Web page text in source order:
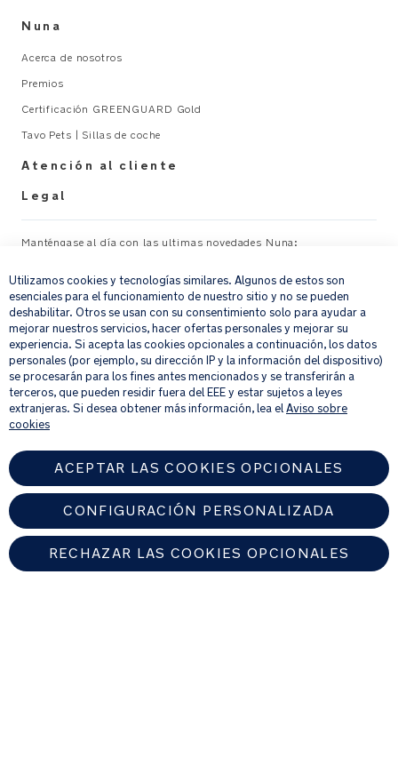
Nuna
Acerca de nosotros
Premios
Certificación GREENGUARD Gold
Tavo Pets | Sillas de coche
Atención al cliente
Legal
Manténgase al día con las ultimas novedades Nuna:
Su correo electrónico REGISTRAR
Al proporcionar tu dirección de correo electrónico, aceptas recibir por
correo electrónico nuestro boletín de noticias e información sobre
productos y ofertas que creamos que puedan ser de tu interés.
Si quieres más información sobre cómo procesamos tus datos personales,
consulta nuestro
aviso de privacidad
Utilizamos cookies y tecnologías similares. Algunos de estos son
esenciales para el funcionamiento de nuestro sitio y no se pueden
deshabilitar. Otros se usan con su consentimiento solo para ayudar a
mejorar nuestros servicios, hacer ofertas personales y mejorar su
experiencia. Si acepta las cookies opcionales a continuación, los datos
personales (por ejemplo, su dirección IP y la información del dispositivo)
se procesarán para los fines antes mencionados y se transferirán a
terceros, que pueden residir fuera del EEE y estar sujetos a leyes
extranjeras. Si desea obtener más información, lea elAviso sobre
cookies
ACEPTAR LAS COOKIES OPCIONALES
CONFIGURACIÓN PERSONALIZADA
RECHAZAR LAS COOKIES OPCIONALES